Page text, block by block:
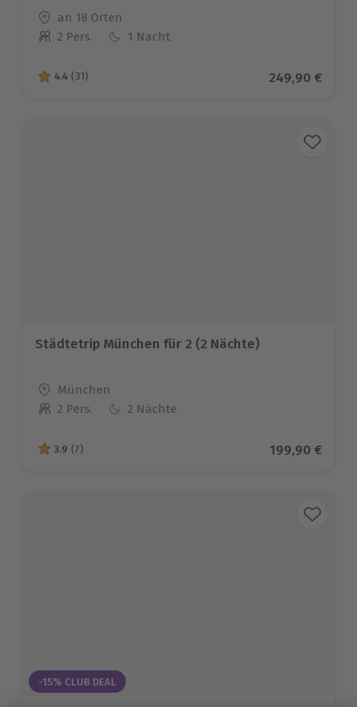
Standort
an 18 Orten
Anzahl der Teilnehmer
2 Pers. 1 Nacht
4.4 von 5 Sternen basierend auf 31 Bewertungen
4.4 (31) Aktueller
249,90 €
Städtetrip München für 2 (2 Nächte)
Standort
München
Anzahl der Teilnehmer
2 Pers. 2 Nächte
3.9 von 5 Sternen basierend auf 7 Bewertungen
3.9 (7) Aktueller
199,90 €
-15% CLUB DEAL